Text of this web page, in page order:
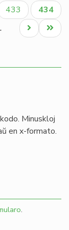
en
la
Paĝo
433
Aktuala
paĝo
434
Last
page
Next
page
Minuskloj
en x-formato.
.